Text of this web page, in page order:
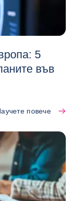
5
във
повече